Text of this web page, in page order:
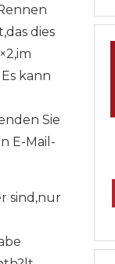
dies
kann
Sie
E-Mail-
sind,nur